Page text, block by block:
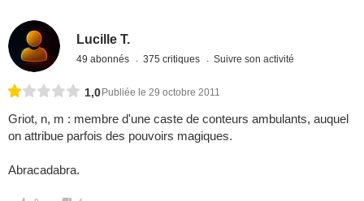
Lucille T.
49 abonnés 375 critiques Suivre son activité
1,0 Publiée le 29 octobre 2011
Griot, n, m : membre d'une caste de conteurs ambulants, auquel
on attribue parfois des pouvoirs magiques.
Abracadabra.